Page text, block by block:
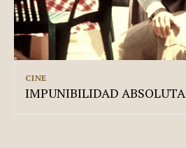
CINE
IMPUNIBILIDAD ABSOLUTA